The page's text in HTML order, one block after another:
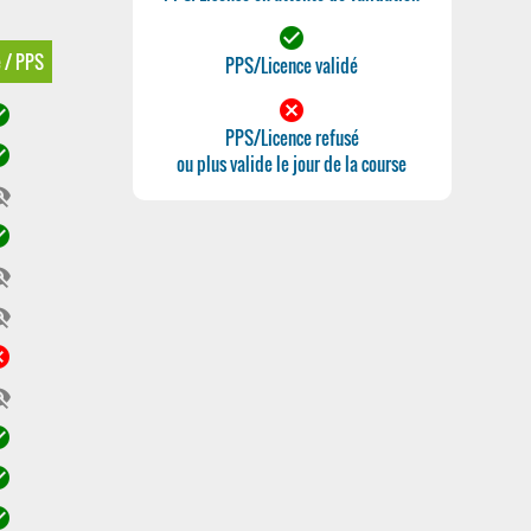
/ PPS
check_circle
PPS/Licence validé
cancel
PPS/Licence refusé
ou plus valide le jour de la course